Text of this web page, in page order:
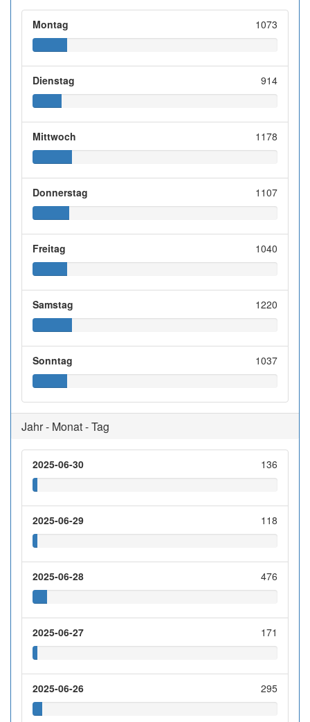
Montag 1073
Dienstag 914
Mittwoch 1178
Donnerstag 1107
Freitag 1040
Samstag 1220
Sonntag 1037
Jahr - Monat - Tag
2025-06-30 136
2025-06-29 118
2025-06-28 476
2025-06-27 171
2025-06-26 295